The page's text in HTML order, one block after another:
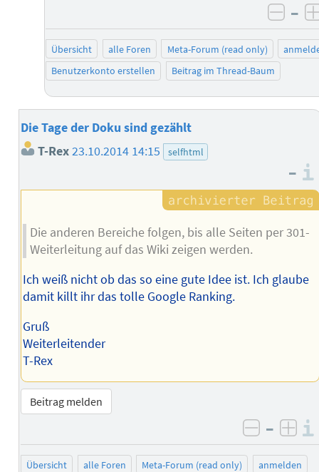
–
Übersicht alle Foren Meta-Forum (read only)
Benutzerkonto erstellen
Beitrag im Thread-Baum
Die Tage der Doku sind gezählt
T-Rex23.10.2014 14:15 selfhtml
–
Die anderen Bereiche folgen, bis alle Seiten per 301-
Weiterleitung auf das Wiki zeigen werden.
Ich weiß nicht ob das so eine gute Idee ist. Ich glaube
damit killt ihr das tolle Google Ranking.
Gruß
Weiterleitender
T-Rex
Beitrag melden
negativ
–
Übersicht alle Foren Meta-Forum (read only)
anmelden